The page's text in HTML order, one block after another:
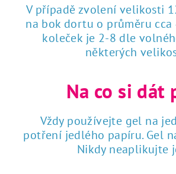
V případě zvolení velikosti
na bok dortu o průměru
koleček je 2-8 dle
některých
Na co si
Vždy používejte gel na
potření jedlého papíru. Gel
Nikdy neaplikujte